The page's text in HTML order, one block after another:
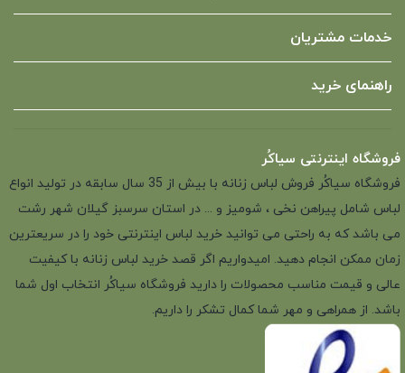
خدمات مشتریان
راهنمای خرید
فروشگاه اینترنتی سیاکُر
فروشگاه سیاکُر فروش لباس زنانه با بیش از 35 سال سابقه در تولید انواع
لباس شامل پیراهن نخی ، شومیز و ... در استان سرسبز گیلان شهر رشت
می باشد که به راحتی می توانید خرید لباس اینترنتی خود را در سریعترین
زمان ممکن انجام دهید. امیدواریم اگر قصد خرید لباس زنانه با کیفیت
عالی و قیمت مناسب محصولات را دارید فروشگاه سیاکُر انتخاب اول شما
باشد. از همراهی و مهر شما کمال تشکر را داریم.